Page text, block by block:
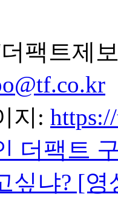
팩트제
지:
더팩트
싶냐? [